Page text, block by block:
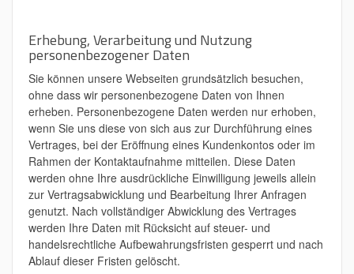
Erhebung, Verarbeitung und Nutzung
personenbezogener Daten
Sie können unsere Webseiten grundsätzlich besuchen,
ohne dass wir personenbezogene Daten von Ihnen
erheben. Personenbezogene Daten werden nur erhoben,
wenn Sie uns diese von sich aus zur Durchführung eines
Vertrages, bei der Eröffnung eines Kundenkontos oder im
Rahmen der Kontaktaufnahme mitteilen. Diese Daten
werden ohne Ihre ausdrückliche Einwilligung jeweils allein
zur Vertragsabwicklung und Bearbeitung Ihrer Anfragen
genutzt. Nach vollständiger Abwicklung des Vertrages
werden Ihre Daten mit Rücksicht auf steuer- und
handelsrechtliche Aufbewahrungsfristen gesperrt und nach
Ablauf dieser Fristen gelöscht.